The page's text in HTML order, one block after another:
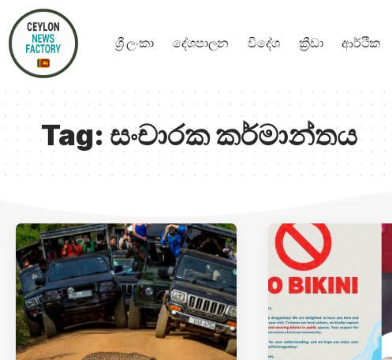
ශ්‍රී ලංකා දේශපාලන විදේශ ක්‍රීඩා ආර්ථික
Tag: සංචාරක කර්මාන්තය